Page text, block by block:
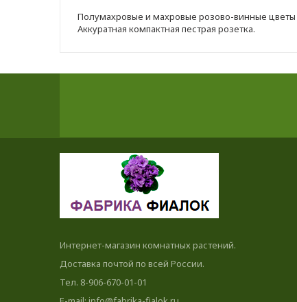
Полумахровые и махровые розово-винные
Аккуратная компактная пестрая розетка.
Интернет-магазин комнатных растений.
Доставка почтой по всей России.
Тел. 8-906-670-01-01